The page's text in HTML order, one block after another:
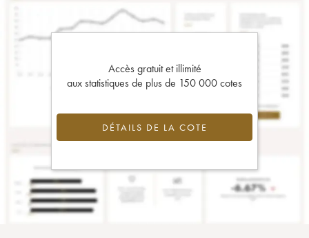
Accès gratuit et illimité
aux statistiques de plus de 150 000 cotes
DÉTAILS DE LA COTE